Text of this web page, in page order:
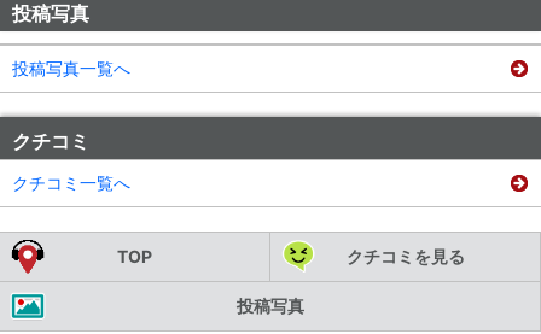
投稿写真
投稿写真一覧へ
クチコミ
クチコミ一覧へ
TOP クチコミを見る
投稿写真